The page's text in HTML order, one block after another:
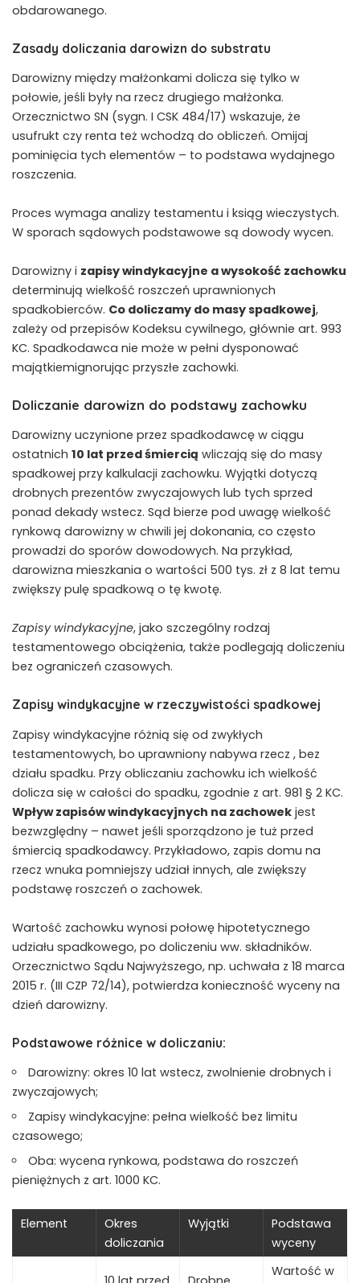
obdarowanego.
Zasady doliczania darowizn do substratu
Darowizny między małżonkami dolicza się tylko w
połowie, jeśli były na rzecz drugiego małżonka.
Orzecznictwo SN (sygn. I CSK 484/17) wskazuje, że
usufrukt czy renta też wchodzą do obliczeń. Omijaj
pominięcia tych elementów – to podstawa wydajnego
roszczenia.
Proces wymaga analizy testamentu i ksiąg wieczystych.
W sporach sądowych podstawowe są dowody wycen.
Darowizny i zapisy windykacyjne a wysokość zachowku
determinują wielkość roszczeń uprawnionych
spadkobierców. Co doliczamy do masy spadkowej,
zależy od przepisów Kodeksu cywilnego, głównie art. 993
KC. Spadkodawca nie może w pełni dysponować
majątkiemignorując przyszłe zachowki.
Doliczanie darowizn do podstawy zachowku
Darowizny uczynione przez spadkodawcę w ciągu
ostatnich 10 lat przed śmiercią wliczają się do masy
spadkowej przy kalkulacji zachowku. Wyjątki dotyczą
drobnych prezentów zwyczajowych lub tych sprzed
ponad dekady wstecz. Sąd bierze pod uwagę wielkość
rynkową darowizny w chwili jej dokonania, co często
prowadzi do sporów dowodowych. Na przykład,
darowizna mieszkania o wartości 500 tys. zł z 8 lat temu
zwiększy pulę spadkową o tę kwotę.
Zapisy windykacyjne, jako szczególny rodzaj
testamentowego obciążenia, także podlegają doliczeniu
bez ograniczeń czasowych.
Zapisy windykacyjne w rzeczywistości spadkowej
Zapisy windykacyjne różnią się od zwykłych
testamentowych, bo uprawniony nabywa rzecz , bez
działu spadku. Przy obliczaniu zachowku ich wielkość
dolicza się w całości do spadku, zgodnie z art. 981 § 2 KC.
Wpływ zapisów windykacyjnych na zachowek jest
bezwzględny – nawet jeśli sporządzono je tuż przed
śmiercią spadkodawcy. Przykładowo, zapis domu na
rzecz wnuka pomniejszy udział innych, ale zwiększy
podstawę roszczeń o zachowek.
Wartość zachowku wynosi połowę hipotetycznego
udziału spadkowego, po doliczeniu ww. składników.
Orzecznictwo Sądu Najwyższego, np. uchwała z 18 marca
2015 r. (III CZP 72/14), potwierdza konieczność wyceny na
dzień darowizny.
Podstawowe różnice w doliczaniu:
Darowizny: okres 10 lat wstecz, zwolnienie drobnych i
zwyczajowych;
Zapisy windykacyjne: pełna wielkość bez limitu
czasowego;
Oba: wycena rynkowa, podstawa do roszczeń
pieniężnych z art. 1000 KC.
Element
Okres
doliczania
Wyjątki
Podstawa
wyceny
Wartość w